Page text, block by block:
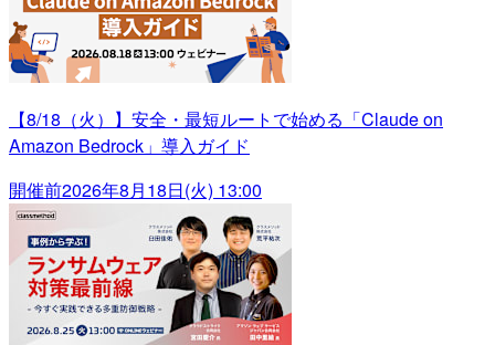
【8/18（火）】安全・最短ルートで始める「Claude on
Amazon Bedrock」導入ガイド
開催前2026年8月18日(火) 13:00